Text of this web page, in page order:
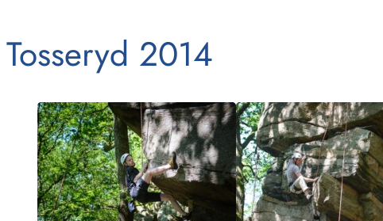
Tosseryd 2014